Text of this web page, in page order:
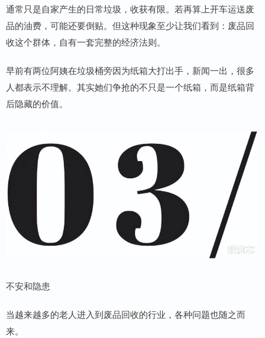
通常只是自家产生的日常垃圾，收获有限。若再算上开车运送废
品的油费，可能还要倒贴。但这种现象至少让我们看到：废品回
收这个群体，自有一套完整的经济法则。
早前有两位阿姨在垃圾桶旁因为纸箱大打出手，新闻一出，很多
人都表示不理解。其实她们争抢的不只是一个纸箱，而是纸箱背
后隐藏的价值。
不安和隐患
当越来越多的老人进入到废品回收的行业，各种问题也随之而
来。